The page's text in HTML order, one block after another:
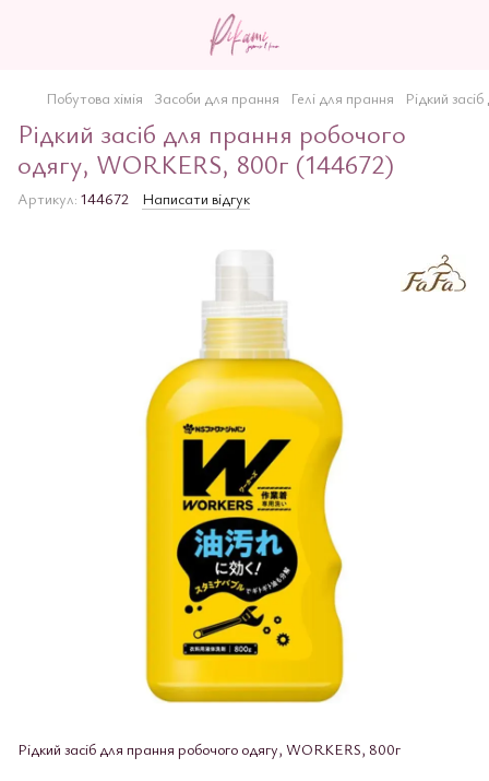
Побутова хімія Засоби для прання Гелі для прання Рідкий
Рідкий засіб для прання робочого
одягу, WORKERS, 800г (144672)
Артикул: 144672 Написати відгук
Рідкий засіб для прання робочого одягу, WORKERS, 800г